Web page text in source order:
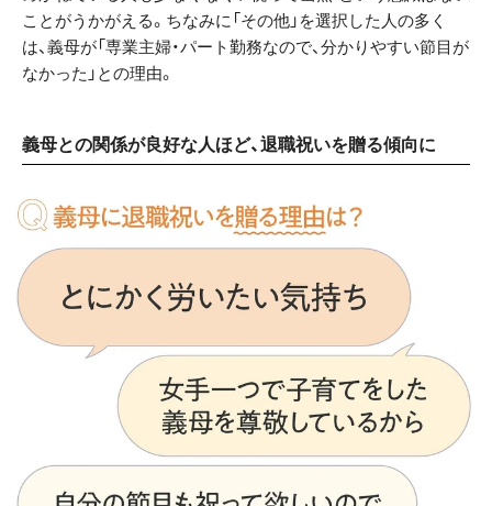
ことがうかがえる。ちなみに「その他」を選択した人の多く
は、義母が「専業主婦・パート勤務なので、分かりやすい節目が
なかった」との理由。
義母との関係が良好な人ほど、退職祝いを贈る傾向に